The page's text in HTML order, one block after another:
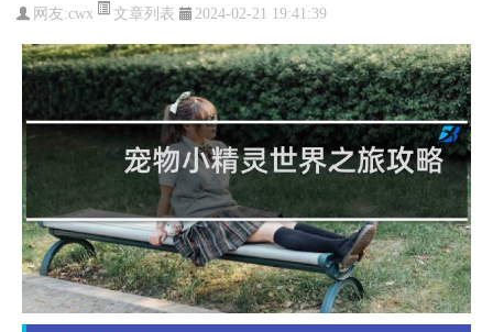
网友:cwx 文章列表 2024-02-21 19:41:39